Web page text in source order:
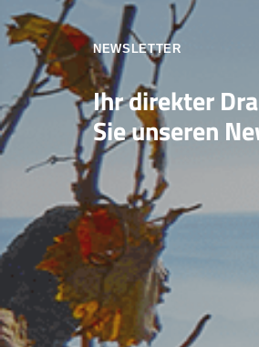
NEWSLETTER
Ihr direkter
Sie unseren